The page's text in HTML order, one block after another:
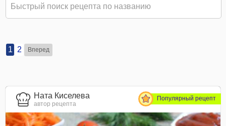
1 2 Вперед
Ната Киселева
автор рецепта
Популярный рецепт